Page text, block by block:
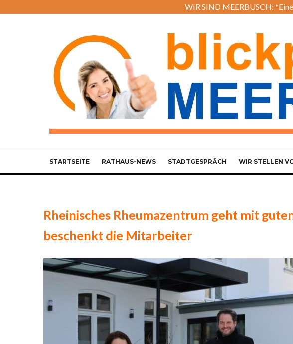
WIR SIND MEERBUSCH:
STARTSEITE RATHAUS-NEWS STADTGESPRÄCH WIR STELLEN
Rheinisches Rheumazentrum geht mit
beschenkt die Mitarbeiter